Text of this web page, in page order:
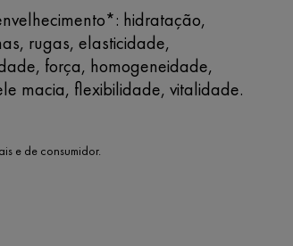
hidratação,
rugas, elasticidade,
força, homogeneidade,
macia, flexibilidade, vitalidade.
e de consumidor.